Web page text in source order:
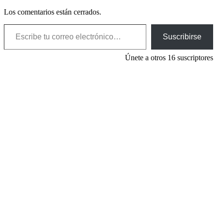
Los comentarios están cerrados.
Escribe tu correo electrónico…
Suscribirse
Únete a otros 16 suscriptores